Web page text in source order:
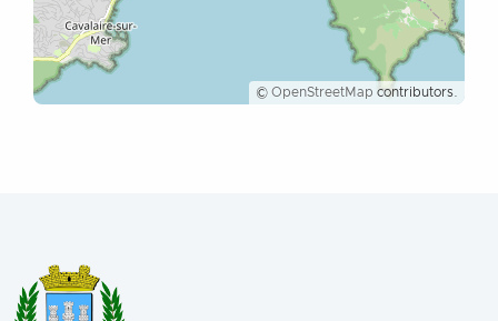
© OpenStreetMap contributors.